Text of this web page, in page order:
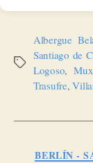
Etiquetas
Albergue
Santiago de
Logoso,
Trasufre,
BERLÍN -